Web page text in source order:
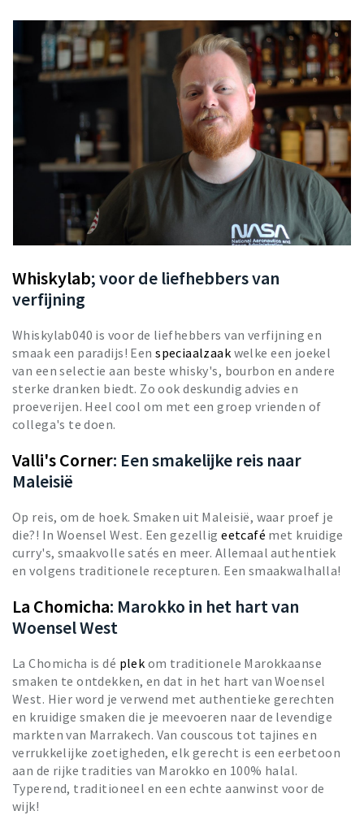
Whiskylab; voor de liefhebbers van
verfijning
Whiskylab040 is voor de liefhebbers van verfijning en
smaak een paradijs! Eenspeciaalzaak welke een joekel
van een selectie aan beste whisky's, bourbon en andere
sterke dranken biedt. Zo ook deskundig advies en
proeverijen. Heel cool om met een groep vrienden of
collega's te doen.
Valli's Corner: Een smakelijke reis naar
Maleisië
Op reis, om de hoek. Smaken uit Maleisië, waar proef je
die?! In Woensel West. Een gezelligeetcafé met kruidige
curry's, smaakvolle satés en meer. Allemaal authentiek
en volgens traditionele recepturen. Een smaakwalhalla!
La Chomicha: Marokko in het hart van
Woensel West
La Chomicha is dé plek om traditionele Marokkaanse
smaken te ontdekken, en dat in het hart van Woensel
West. Hier word je verwend met authentieke gerechten
en kruidige smaken die je meevoeren naar de levendige
markten van Marrakech. Van couscous tot tajines en
verrukkelijke zoetigheden, elk gerecht is een eerbetoon
aan de rijke tradities van Marokko en 100% halal.
Typerend, traditioneel en een echte aanwinst voor de
wijk!